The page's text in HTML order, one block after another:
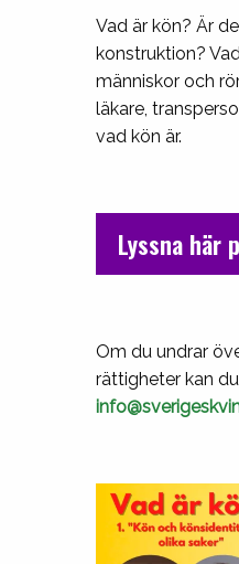
Vad är kön? Är
konstruktion?
människor och
läkare,
vad kön är.
Lyssna här
Om du undrar
rättigheter kan